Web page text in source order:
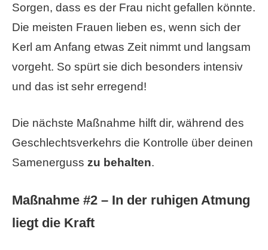
Sorgen, dass es der Frau nicht gefallen könnte.
Die meisten Frauen lieben es, wenn sich der
Kerl am Anfang etwas Zeit nimmt und langsam
vorgeht. So spürt sie dich besonders intensiv
und das ist sehr erregend!
Die nächste Maßnahme hilft dir, während des
Geschlechtsverkehrs die Kontrolle über deinen
Samenerguss zu behalten.
Maßnahme #2 – In der ruhigen Atmung
liegt die Kraft